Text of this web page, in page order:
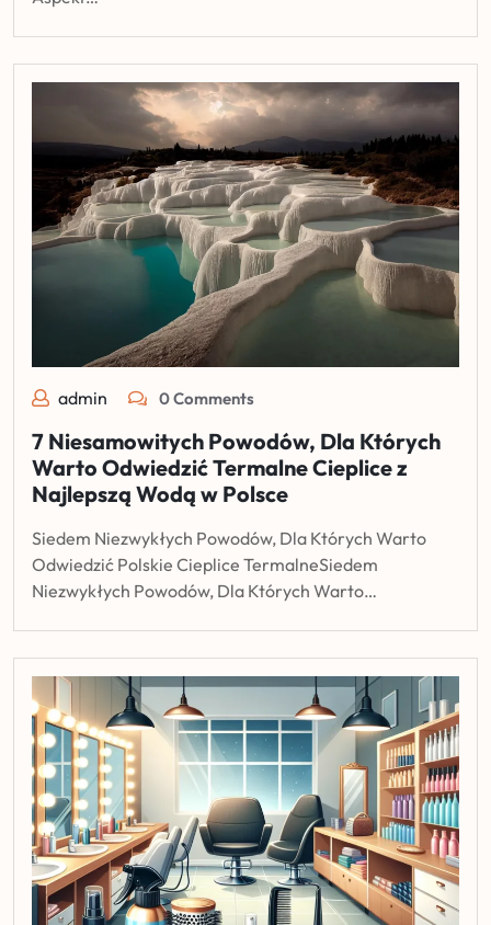
admin 0 Comments
7 Niesamowitych Powodów, Dla Których
Warto Odwiedzić Termalne Cieplice z
Najlepszą Wodą w Polsce
Siedem Niezwykłych Powodów, Dla Których Warto
Odwiedzić Polskie Cieplice TermalneSiedem
Niezwykłych Powodów, Dla Których Warto…